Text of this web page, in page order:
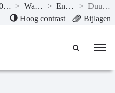
04.04 Energie, innovatie en transitie > Wat wil de provincie bereiken? > Energie, innovatie en transitie >
Duurzame energie en energietransitie
Hoog contrast Bijlagen